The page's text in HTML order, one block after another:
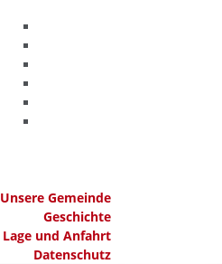
Unsere Gemeinde
Geschichte
Lage und Anfahrt
Datenschutz